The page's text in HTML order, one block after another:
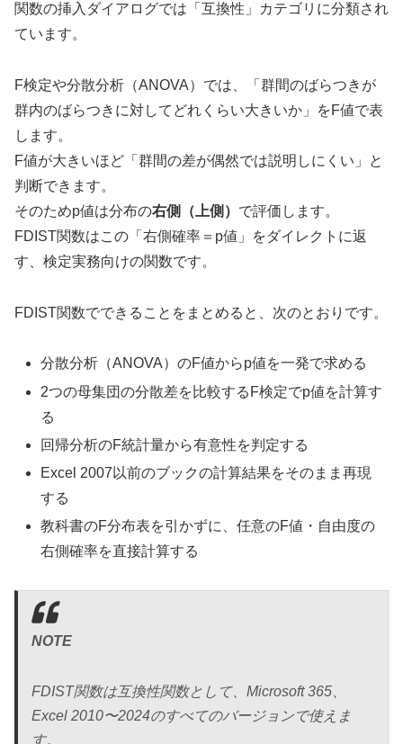
関数の挿入ダイアログでは「互換性」カテゴリに分類され
ています。
F検定や分散分析（ANOVA）では、「群間のばらつきが
群内のばらつきに対してどれくらい大きいか」をF値で表
します。
F値が大きいほど「群間の差が偶然では説明しにくい」と
判断できます。
そのためp値は分布の右側（上側） で評価します。
FDIST関数はこの「右側確率＝p値」をダイレクトに返
す、検定実務向けの関数です。
FDIST関数でできることをまとめると、次のとおりです。
分散分析（ANOVA）のF値からp値を一発で求める
2つの母集団の分散差を比較するF検定でp値を計算す
る
回帰分析のF統計量から有意性を判定する
Excel 2007以前のブックの計算結果をそのまま再現
する
教科書のF分布表を引かずに、任意のF値・自由度の
右側確率を直接計算する
NOTE
FDIST関数は互換性関数として、Microsoft 365、
Excel 2010〜2024のすべてのバージョンで使えま
す。